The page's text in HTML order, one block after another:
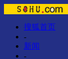
搜狐首页
-
新闻
-